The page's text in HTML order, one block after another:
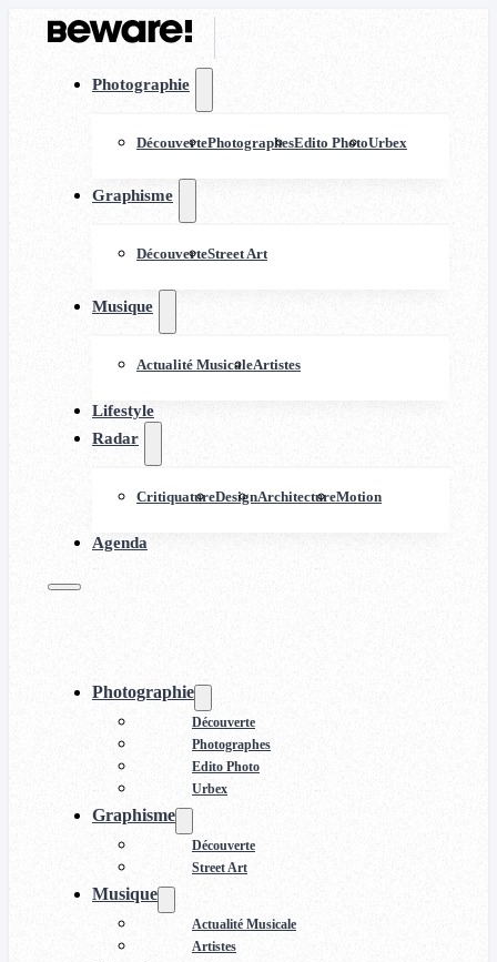
Photographie
DécouvertePhotographesEdito PhotoUrbex
Graphisme
DécouverteStreet Art
Musique
Actualité MusicaleArtistes
Lifestyle
Radar
CritiquatureDesignArchitectureMotion
Agenda
Photographie
Découverte
Photographes
Edito Photo
Urbex
Graphisme
Découverte
Street Art
Musique
Actualité Musicale
Artistes